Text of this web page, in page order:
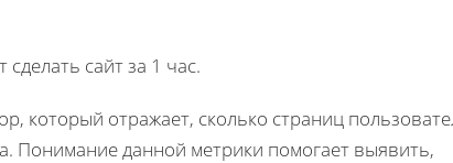
сделать сайт за 1 час.
который отражает, сколько страниц
Понимание данной метрики помогает выявить,